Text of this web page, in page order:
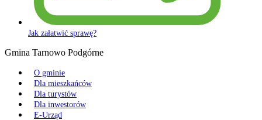
Jak załatwić sprawę?
Gmina Tarnowo Podgórne
O gminie
Dla mieszkańców
Dla turystów
Dla inwestorów
E-Urząd